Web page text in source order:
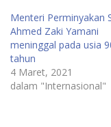
Ethiopia.Oleh SAMY
MAGDY Associated
Press13 Maret 2021,
3 menit
ke FacebookBagikan ke
TwitterKirim artikel ini
Menteri Perminyakan
Ahmed Zaki Yamani
meninggal pada usia
tahun
4 Maret, 2021
dalam "Internasional"